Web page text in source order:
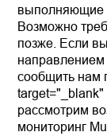
выполняющие
Возможно
позже. Если
сообщить нам
рассмотрим
мониторинг